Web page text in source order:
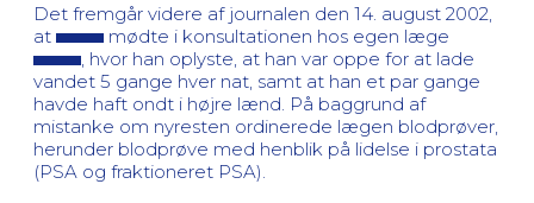
Det fremgår videre af journalen den 14. august 2002,
at
mødte i konsultationen hos egen læge
, hvor han oplyste, at han var oppe for at lade
vandet 5 gange hver nat, samt at han et par gange
havde haft ondt i højre lænd. På baggrund af
mistanke om nyresten ordinerede lægen blodprøver,
herunder blodprøve med henblik på lidelse i prostata
(PSA og fraktioneret PSA).